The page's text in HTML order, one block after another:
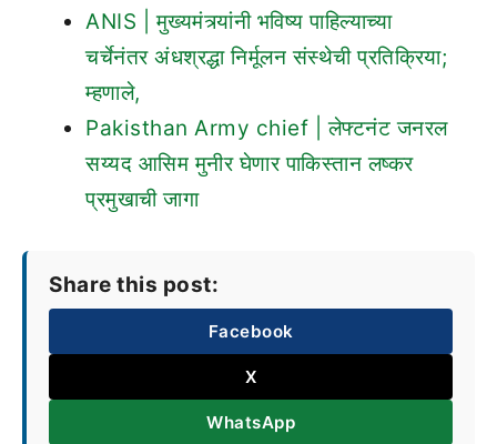
ANIS | मुख्यमंत्र्यांनी भविष्य पाहिल्याच्या
चर्चेनंतर अंधश्रद्धा निर्मूलन संस्थेची प्रतिक्रिया;
म्हणाले,
Pakisthan Army chief | लेफ्टनंट जनरल
सय्यद आसिम मुनीर घेणार पाकिस्तान लष्कर
प्रमुखाची जागा
Share this post:
Facebook
X
WhatsApp